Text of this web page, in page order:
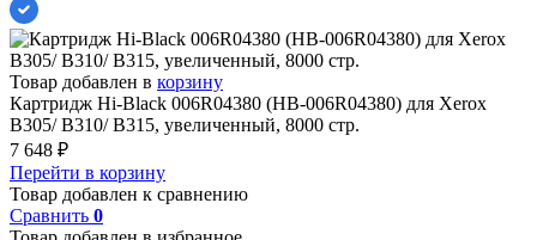
Товар добавлен в корзину
Картридж Hi-Black 006R04380 (HB-006R04380) для Xerox
B305/ B310/ B315, увеличенный, 8000 стр.
7 648 ₽
Перейти в корзину
Товар добавлен к сравнению
Сравнить 0